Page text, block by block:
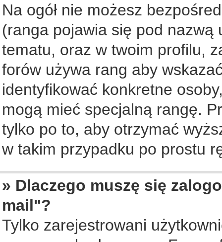
Na ogół nie możesz
(ranga pojawia się pod
tematu, oraz w twoim profilu,
forów używa rang aby
identyfikować konkretne
mogą mieć specjalną rangę.
tylko po to, aby otrzymać
w takim przypadku po prostu
» Dlaczego muszę się
mail"?
Tylko zarejestrowani